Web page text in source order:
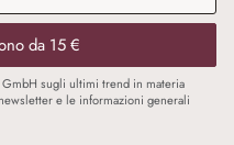
da 15 €
sugli ultimi trend in materia
e le informazioni generali